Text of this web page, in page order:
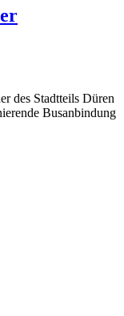
des Stadtteils Düren
Busanbindung